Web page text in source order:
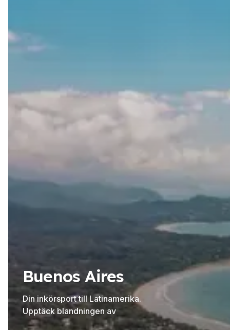
Buenos Aires
Din inkörsport till Latinamerika.
Upptäck blandningen av
europeisk kultur och